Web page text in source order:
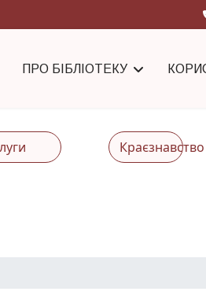
ПРО БІБЛІОТЕКУ
Краєзнавство